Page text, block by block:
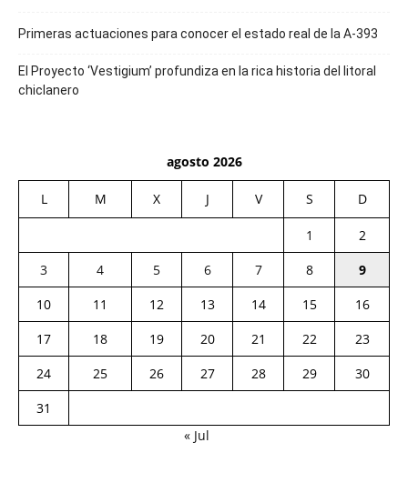
Primeras actuaciones para conocer el estado real de la A-393
El Proyecto ‘Vestigium’ profundiza en la rica historia del litoral
chiclanero
agosto 2026
L M X J V S D
1
2
3
4 5 6 7 8
9
10
11 12 13 14 15
16
17
18 19 20 21 22
23
24
25 26 27 28 29
30
31
« Jul